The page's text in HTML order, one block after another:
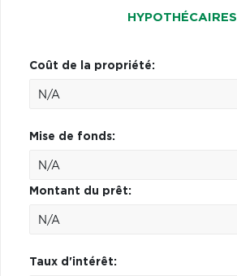
HYPOTHÉCAIRES
Coût de la propriété:
Mise de fonds:
Montant du prêt:
Taux d'intérêt: